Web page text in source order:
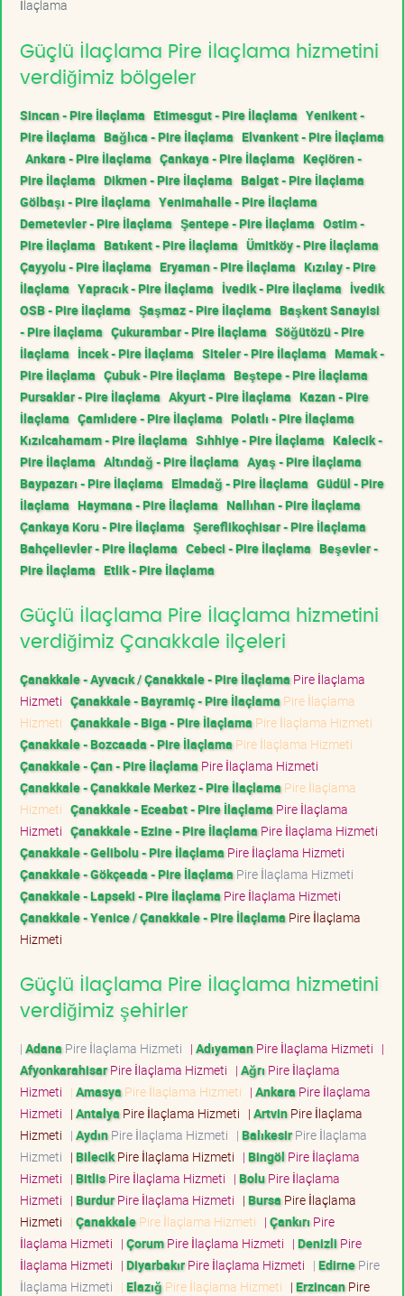
İlaçlama
Güçlü İlaçlama Pire İlaçlama hizmetini
verdiğimiz bölgeler
Sincan - Pire İlaçlama Etimesgut - Pire İlaçlama Yenikent -
Pire İlaçlama Bağlıca - Pire İlaçlama Elvankent - Pire İlaçlama
Ankara - Pire İlaçlama Çankaya - Pire İlaçlama Keçiören -
Pire İlaçlama Dikmen - Pire İlaçlama Balgat - Pire İlaçlama
Gölbaşı - Pire İlaçlama Yenimahalle - Pire İlaçlama
Demetevler - Pire İlaçlama Şentepe - Pire İlaçlama Ostim -
Pire İlaçlama Batıkent - Pire İlaçlama Ümitköy - Pire İlaçlama
Çayyolu - Pire İlaçlama Eryaman - Pire İlaçlama Kızılay - Pire
İlaçlama Yapracık - Pire İlaçlama İvedik - Pire İlaçlama İvedik
OSB - Pire İlaçlama Şaşmaz - Pire İlaçlama Başkent Sanayisi
- Pire İlaçlama Çukurambar - Pire İlaçlama Söğütözü - Pire
İlaçlama İncek - Pire İlaçlama Siteler - Pire İlaçlama Mamak -
Pire İlaçlama Çubuk - Pire İlaçlama Beştepe - Pire İlaçlama
Pursaklar - Pire İlaçlama Akyurt - Pire İlaçlama Kazan - Pire
İlaçlama Çamlıdere - Pire İlaçlama Polatlı - Pire İlaçlama
Kızılcahamam - Pire İlaçlama Sıhhiye - Pire İlaçlama Kalecik -
Pire İlaçlama Altındağ - Pire İlaçlama Ayaş - Pire İlaçlama
Baypazarı - Pire İlaçlama Elmadağ - Pire İlaçlama Güdül - Pire
İlaçlama Haymana - Pire İlaçlama Nallıhan - Pire İlaçlama
Çankaya Koru - Pire İlaçlama Şereflikoçhisar - Pire İlaçlama
Bahçelievler - Pire İlaçlama Cebeci - Pire İlaçlama Beşevler -
Pire İlaçlama Etlik - Pire İlaçlama
Güçlü İlaçlama Pire İlaçlama hizmetini
verdiğimiz Çanakkale ilçeleri
Çanakkale - Ayvacık / Çanakkale - Pire İlaçlama Pire İlaçlama
Hizmeti Çanakkale - Bayramiç - Pire İlaçlama Pire İlaçlama
Hizmeti Çanakkale - Biga - Pire İlaçlama Pire İlaçlama Hizmeti
Çanakkale - Bozcaada - Pire İlaçlama Pire İlaçlama Hizmeti
Çanakkale - Çan - Pire İlaçlama Pire İlaçlama Hizmeti
Çanakkale - Çanakkale Merkez - Pire İlaçlama Pire İlaçlama
Hizmeti Çanakkale - Eceabat - Pire İlaçlama Pire İlaçlama
Hizmeti Çanakkale - Ezine - Pire İlaçlama Pire İlaçlama Hizmeti
Çanakkale - Gelibolu - Pire İlaçlama Pire İlaçlama Hizmeti
Çanakkale - Gökçeada - Pire İlaçlama Pire İlaçlama Hizmeti
Çanakkale - Lapseki - Pire İlaçlama Pire İlaçlama Hizmeti
Çanakkale - Yenice / Çanakkale - Pire İlaçlama Pire İlaçlama
Hizmeti
Güçlü İlaçlama Pire İlaçlama hizmetini
verdiğimiz şehirler
| Adana Pire İlaçlama Hizmeti | AdıyamanPire İlaçlama Hizmeti |
AfyonkarahisarPire İlaçlama Hizmeti | Ağrı Pire İlaçlama
Hizmeti | Amasya Pire İlaçlama Hizmeti | Ankara Pire İlaçlama
Hizmeti | Antalya Pire İlaçlama Hizmeti | ArtvinPire İlaçlama
Hizmeti | AydınPire İlaçlama Hizmeti | BalıkesirPire İlaçlama
Hizmeti | BilecikPire İlaçlama Hizmeti | Bingöl Pire İlaçlama
Hizmeti | BitlisPire İlaçlama Hizmeti | BoluPire İlaçlama
Hizmeti | BurdurPire İlaçlama Hizmeti | Bursa Pire İlaçlama
Hizmeti | ÇanakkalePire İlaçlama Hizmeti | Çankırı Pire
İlaçlama Hizmeti | ÇorumPire İlaçlama Hizmeti | Denizli Pire
İlaçlama Hizmeti | DiyarbakırPire İlaçlama Hizmeti | EdirnePire
İlaçlama Hizmeti | Elazığ Pire İlaçlama Hizmeti | ErzincanPire